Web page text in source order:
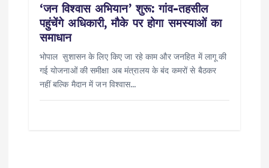
‘जन विश्वास अभियान’ शुरू: गांव-तहसील
पहुंचेंगे अधिकारी, मौके पर होगा समस्याओं का
समाधान
भोपाल सुशासन के लिए किए जा रहे काम और जनहित में लागू की
गई योजनाओं की समीक्षा अब मंत्रालय के बंद कमरों से बैठकर
नहीं बल्कि मैदान में जन विश्वास…